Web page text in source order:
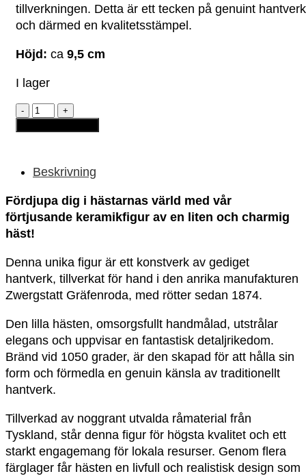
tillverkningen. Detta är ett tecken på genuint hantverk
och därmed en kvalitetsstämpel.
Höjd: ca 9,5 cm
I lager
Keramikfigur
-
"Häst"
Beskrivning
Fördjupa dig i hästarnas värld med vår
förtjusande keramikfigur av en liten och charmig
häst!
Denna unika figur är ett konstverk av gediget
hantverk, tillverkat för hand i den anrika manufakturen
Zwergstatt Gräfenroda, med rötter sedan 1874.
Den lilla hästen, omsorgsfullt handmålad, utstrålar
elegans och uppvisar en fantastisk detaljrikedom.
Bränd vid 1050 grader, är den skapad för att hålla sin
form och förmedla en genuin känsla av traditionellt
hantverk.
Tillverkad av noggrant utvalda råmaterial från
Tyskland, står denna figur för högsta kvalitet och ett
starkt engagemang för lokala resurser. Genom flera
färglager får hästen en livfull och realistisk design som